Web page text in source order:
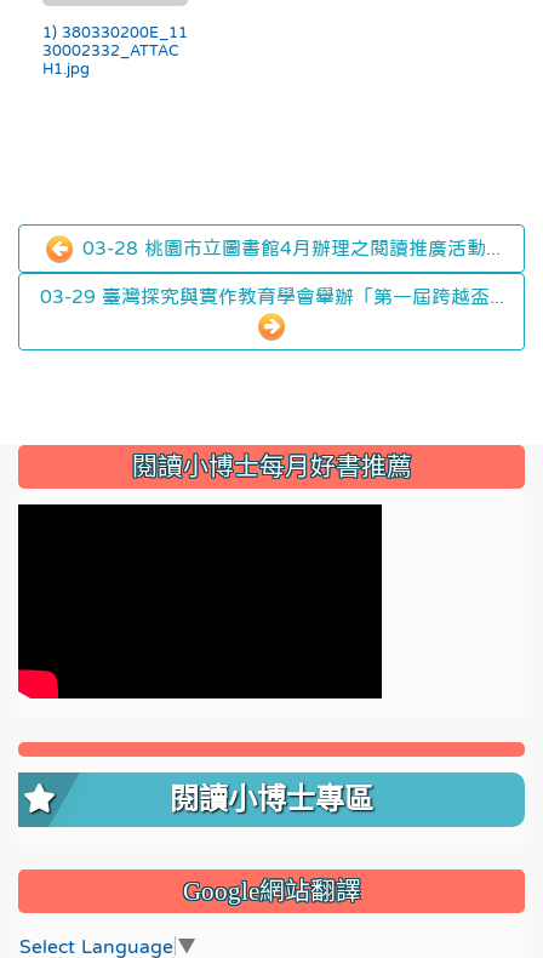
1) 380330200E_11
30002332_ATTAC
H1.jpg
03-28 桃園市立圖書館4月辦理之閱讀推廣活動...
03-29 臺灣探究與實作教育學會舉辦「第一屆跨越盃...
::: 閱讀小博士每月好書推薦
閱讀小博士專區
Google網站翻譯
Select Language ▼